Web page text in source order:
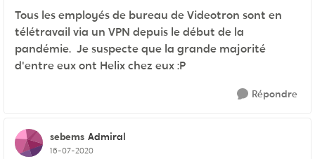
Tous les employés de bureau de Videotron sont en
télétravail via un VPN depuis le début de la
pandémie. Je suspecte que la grande majorité
d'entre eux ont Helix chez eux :P
Répondre
sebems Admiral
16-07-2020